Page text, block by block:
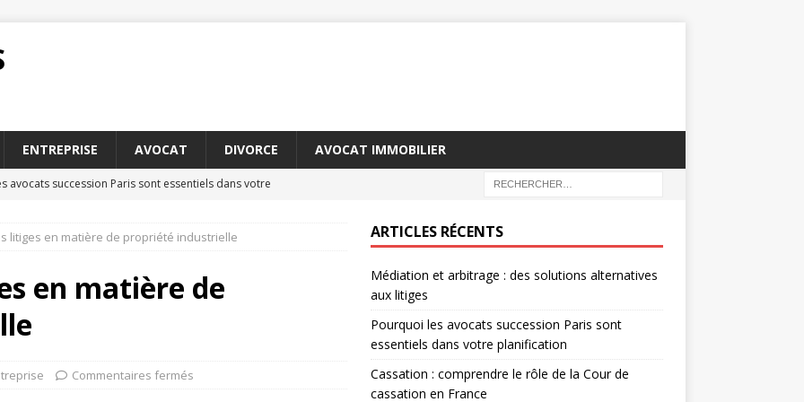
ENTREPRISE AVOCAT DIVORCE AVOCAT IMMOBILIER
avocats succession Paris sont essentiels dans votre
: comprendre le rôle de la Cour de cassation en France
en appel : comment contester une décision de tribunal
de la famille Versailles : ce que vous devez savoir avant de
litiges en matière de propriété industrielle
en matière de
Commentaires fermés
ARTICLES RÉCENTS
Médiation et arbitrage : des solutions alternatives
aux litiges
Pourquoi les avocats succession Paris sont
essentiels dans votre planification
Cassation : comprendre le rôle de la Cour de
cassation en France